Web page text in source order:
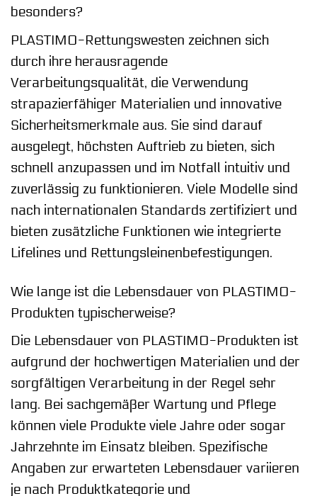
besonders?
PLASTIMO-Rettungswesten zeichnen sich
durch ihre herausragende
Verarbeitungsqualität, die Verwendung
strapazierfähiger Materialien und innovative
Sicherheitsmerkmale aus. Sie sind darauf
ausgelegt, höchsten Auftrieb zu bieten, sich
schnell anzupassen und im Notfall intuitiv und
zuverlässig zu funktionieren. Viele Modelle sind
nach internationalen Standards zertifiziert und
bieten zusätzliche Funktionen wie integrierte
Lifelines und Rettungsleinenbefestigungen.
Wie lange ist die Lebensdauer von PLASTIMO-
Produkten typischerweise?
Die Lebensdauer von PLASTIMO-Produkten ist
aufgrund der hochwertigen Materialien und der
sorgfältigen Verarbeitung in der Regel sehr
lang. Bei sachgemäßer Wartung und Pflege
können viele Produkte viele Jahre oder sogar
Jahrzehnte im Einsatz bleiben. Spezifische
Angaben zur erwarteten Lebensdauer variieren
je nach Produktkategorie und